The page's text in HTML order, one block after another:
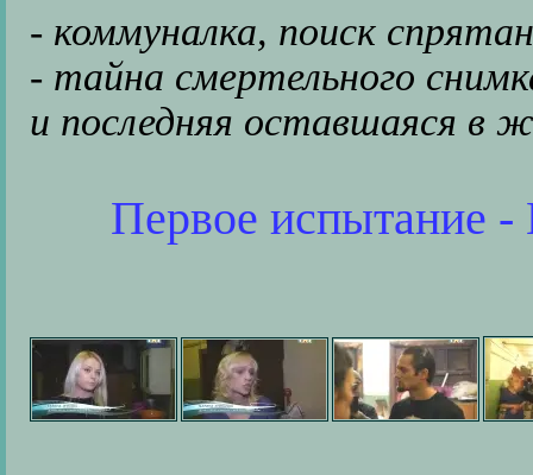
- коммуналка, поиск
- тайна смертельного
и последняя оставшаяся в
Первое испытание